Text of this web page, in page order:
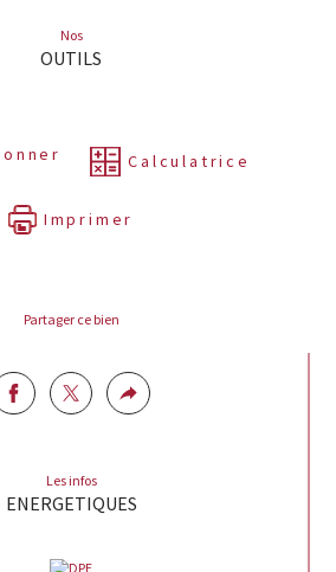
Nos
OUTILS
Calculatrice
Imprimer
Partager ce bien
Les infos
ENERGETIQUES